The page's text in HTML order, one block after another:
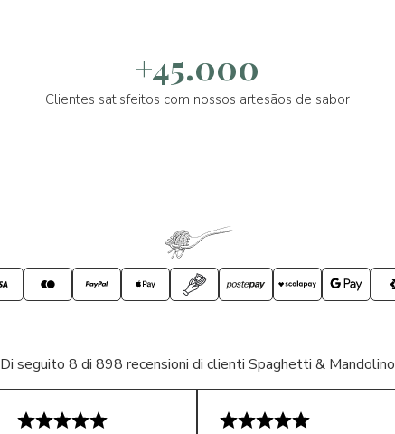
+45.000
Clientes satisfeitos com nossos artesãos de sabor
Di seguito 8 di 898 recensioni di clienti Spaghetti & Mandolino